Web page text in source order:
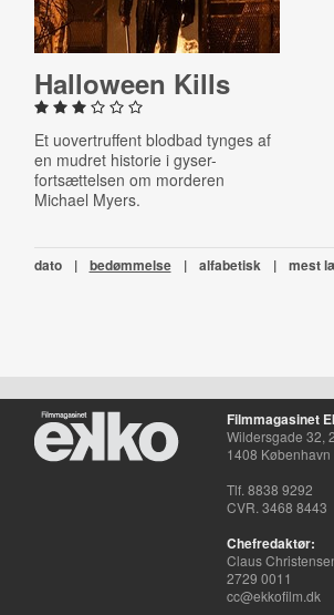
Halloween Kills
Et uovertruffent blodbad tynges af
en mudret historie i gyser-
fortsættelsen om morderen
Michael Myers.
dato | bedømmelse | alfabetisk | mest
Filmmagasinet
Wildersgade 32,
1408 København
Tlf. 8838 9292
CVR. 3468 8443
Chefredaktør:
Claus
2729 0011
cc@ekkofilm.dk